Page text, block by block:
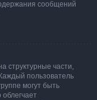
сообщений
структурные части,
пользователь
могут быть